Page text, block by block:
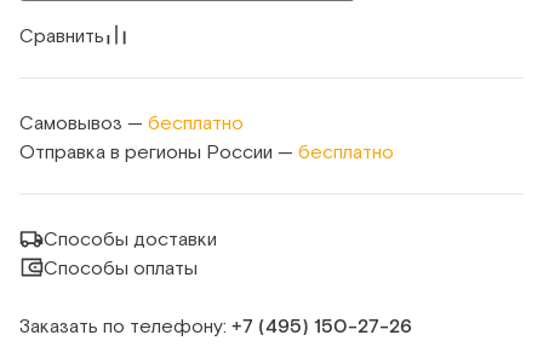
Сравнить
Самовывоз — бесплатно
Отправка в регионы России — бесплатно
Способы доставки
Способы оплаты
Заказать по телефону: +7 (495) 150‑27‑26